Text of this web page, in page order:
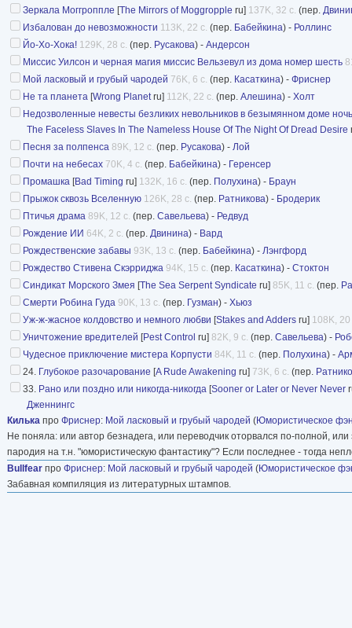
Роберт Шекли. Ботинки (рассказ, перевод И. Богданова), стр. 204-212
Морис Ричардсон. День нашей победы над Марсом (рассказ,
Стив Редвуд. Птичья драма (рассказ, перевод И. Савельевой), стр.
Молли Браун. Промашка (рассказ, перевод О. Полухиной), стр. 253-
Эстер Фриснер. Мой ласковый и грубый чародей (рассказ, перевод
Джеймс Бибби. Власть и порок (рассказ, перевод И. Савельевой),
Энтони Армстронг. Чудесное приключение мистера Корпусти
Джон Кендрик Бэнгс. Большой синдикат желаний (рассказ, перевод
Пол Ди Филиппо. Галстук в цветочек (рассказ, перевод И.
Том Геренсер. Почти на небесах (рассказ, перевод Д. Бабейкиной),
Гайл-Нина Андерсон. Глубокое разочарование (рассказ, перевод О.
Грей Роллинс. Избалован до невозможности (рассказ, перевод Д.
Синтия Вард. Рождение ИИ (рассказ, перевод В. Двининой), стр.
Мэрилин Тодд. Уж-ж-жасное колдовство и немного любви (рассказ,
Пол Андерсон, Гордон Диксон. Йо-хо-хока! (рассказ, перевод И.
Джон Морресси. Зеркала Моггроппле (рассказ, перевод В.
Рон Гуларт. Замужем за роботом (рассказ, перевод В. Двининой),
Стивен Пайри. Миссис Уилсон и черная магия миссис Вельзевул из
Игнатьевой), стр. 574-585
Гэри Дженнингс. Рано или поздно или никогда-никогда (рассказ,
Об авторах, с. 627-635
Зеркала Моггроппле [The Mirrors of Moggropple ru] 137K, 32 с. (пер.
Избалован до невозможности 113K, 22 с. (пер. Бабейкина) - Роллинс
Йо-Хо-Хока! 129K, 28 с. (пер. Русакова) - Андерсон
Миссис Уилсон и черная магия миссис Вельзевул из дома номер шесть
Мой ласковый и грубый чародей 76K, 6 с. (пер. Касаткина) - Фриснер
Не та планета [Wrong Planetru] 112K, 22 с. (пер. Алешина) - Холт
Недозволенные невесты безликих невольников в безымянном доме
The Faceless Slaves In The Nameless House Of The Night Of Dread Desire
Песня за полпенса 89K, 12 с. (пер. Русакова) - Лой
Почти на небесах 70K, 4 с. (пер. Бабейкина) - Геренсер
Промашка [Bad Timing ru] 132K, 16 с. (пер. Полухина) - Браун
Прыжок сквозь Вселенную 126K, 28 с. (пер. Ратникова) - Бродерик
Птичья драма 89K, 12 с. (пер. Савельева) - Редвуд
Рождение ИИ 64K, 2 с. (пер. Двинина) - Вард
Рождественские забавы 93K, 13 с. (пер. Бабейкина) - Лэнгфорд
Рождество Стивена Скэрриджа 94K, 15 с. (пер. Касаткина) - Стоктон
Синдикат Морского Змея [The Sea Serpent Syndicate ru] 85K, 11 с. (пер.
Смерти Робина Гуда 90K, 13 с. (пер. Гузман) - Хьюз
Уж-ж-жасное колдовство и немного любви [Stakes and Adders ru] 108K, 20
Уничтожение вредителей [Pest Control ru] 82K, 9 с. (пер. Савельева) -
Чудесное приключение мистера Корпусти 84K, 11 с. (пер. Полухина) -
24. Глубокое разочарование [A Rude Awakening ru] 73K, 6 с. (пер.
33. Рано или поздно или никогда-никогда [Sooner or Later or Never Never
Дженнингс
Килька про Фриснер: Мой ласковый и грубый чародей (Юмористическое
Не поняла: или автор безнадега, или переводчик оторвался по-полной, или
пародия на т.н. "юмористическую фантастику"? Если последнее - тогда
Bullfear про Фриснер: Мой ласковый и грубый чародей (Юмористическое
Забавная компиляция из литературных штампов.